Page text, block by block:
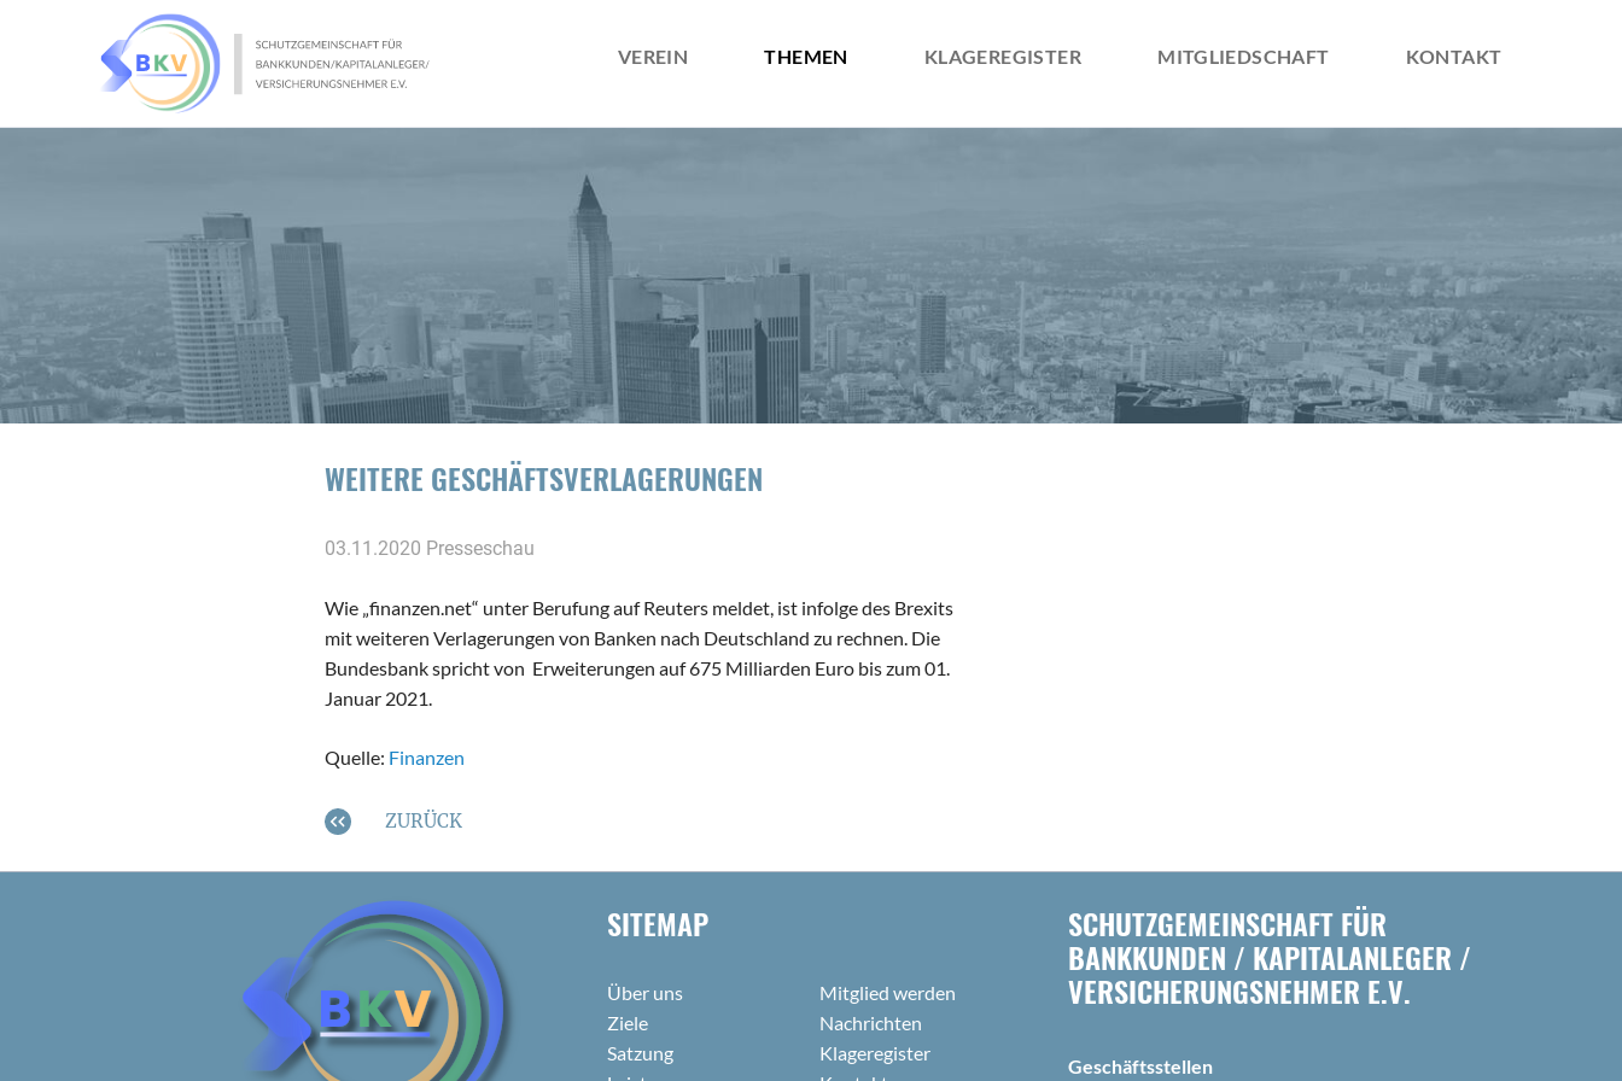
VEREIN
ZIELE
SATZUNG
THEMEN KLAGEREGISTER MITGLIEDSCHAFT KONTAKT
WEITERE GESCHÄFTSVERLAGERUNGEN
03.11.2020 Presseschau
Wie „finanzen.net“ unter Berufung auf Reuters meldet, ist infolge des Brexits
mit weiteren Verlagerungen von Banken nach Deutschland zu rechnen. Die
Bundesbank spricht von Erweiterungen auf 675 Milliarden Euro bis zum 01.
Januar 2021.
Quelle: Finanzen
ZURÜCK
SITEMAP
Über uns
Ziele
Satzung
Mitglied werden
Nachrichten
Klageregister
SCHUTZGEMEINSCHAFT FÜR
BANKKUNDEN / KAPITALANLEGER /
VERSICHERUNGSNEHMER E.V.
Geschäftsstellen